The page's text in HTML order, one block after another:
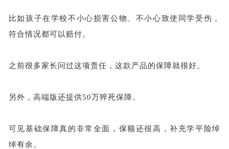
比如孩子在学校不小心损害公物、不小心致使同学受伤，
符合情况都可以赔付。
之前很多家长问过这项责任，这款产品的保障就很好。
另外，高端版还提供50万猝死保障。
可见基础保障真的非常全面，保额还很高，补充学平险绰
绰有余。